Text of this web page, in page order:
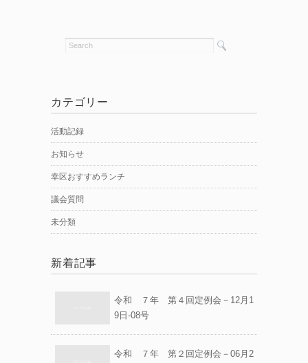
カテゴリー
活動記録
お知らせ
幸区おすすめランチ
議会質問
未分類
新着記事
令和 ７年 第４回定例会－12月1
9日-08号
令和 ７年 第２回定例会－06月2